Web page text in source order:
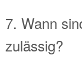
7. Wann
zulässig?